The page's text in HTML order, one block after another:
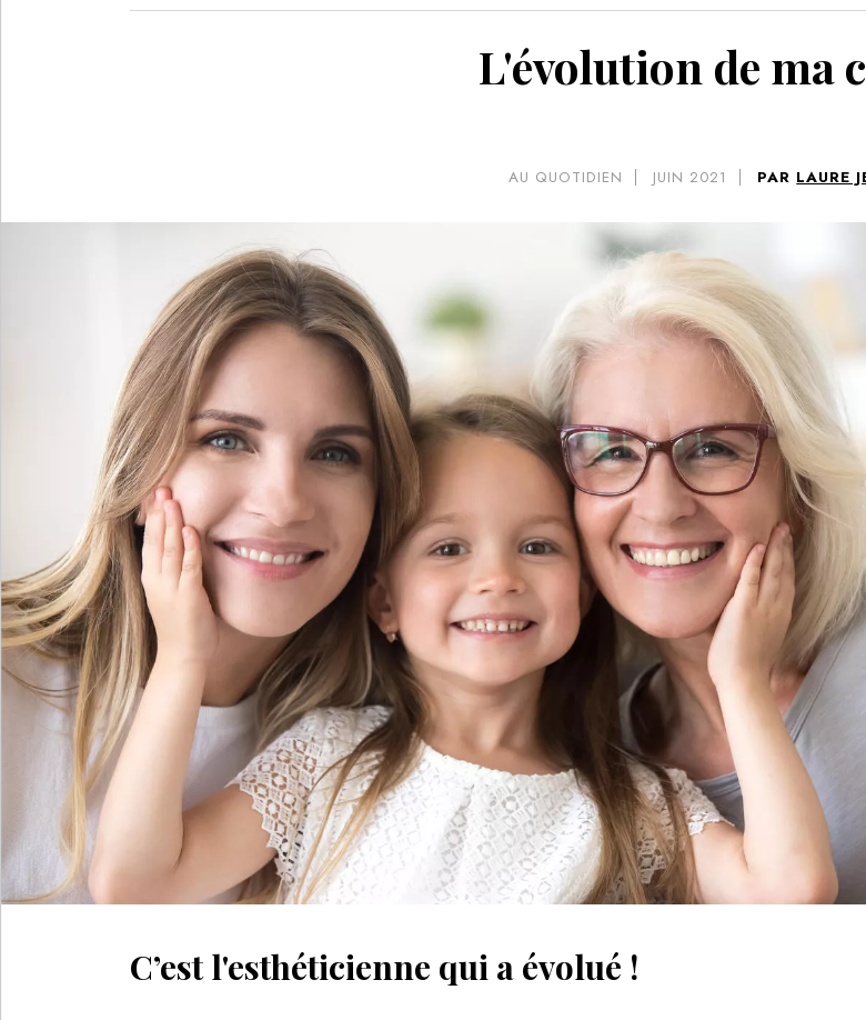
L'évolution de ma
AU QUOTIDIEN JUIN 2021 PAR LAURE
C’est l'esthéticienne qui a évolué !